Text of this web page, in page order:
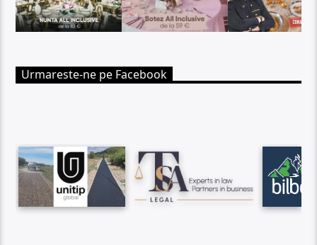
Urmareste-ne pe Facebook